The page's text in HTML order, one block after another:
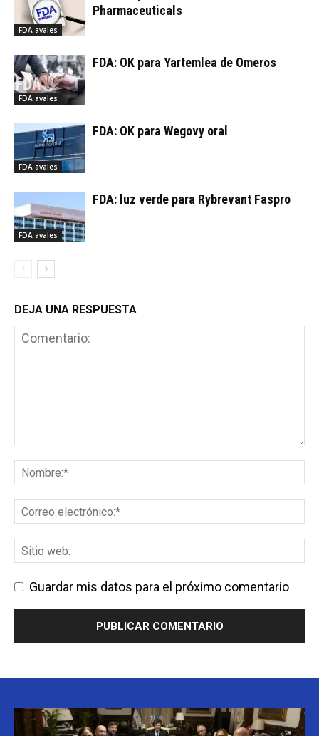
FDA avales
Pharmaceuticals
FDA avales
FDA: OK para Yartemlea de Omeros
FDA avales
FDA: OK para Wegovy oral
FDA avales
FDA: luz verde para Rybrevant Faspro
DEJA UNA RESPUESTA
Guardar mis datos para el próximo comentario